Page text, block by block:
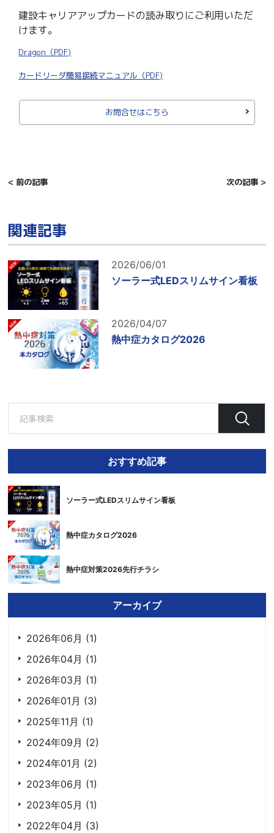
建設キャリアアップカードの読み取りにご利用いただ
けます。
Dragon（PDF)
カードリーダ簡易接続マニュアル（PDF)
お問合せはこちら
< 前の記事 次の記事 >
関連記事
2026/06/01
ソーラー式LEDスリムサイン看板
2026/04/07
熱中症カタログ2026
おすすめ記事
ソーラー式LEDスリムサイン看板
熱中症カタログ2026
熱中症対策2026先行チラシ
アーカイブ
2026年06月 (1)
2026年04月 (1)
2026年03月 (1)
2026年01月 (3)
2025年11月 (1)
2024年09月 (2)
2024年01月 (2)
2023年06月 (1)
2023年05月 (1)
2022年04月 (3)